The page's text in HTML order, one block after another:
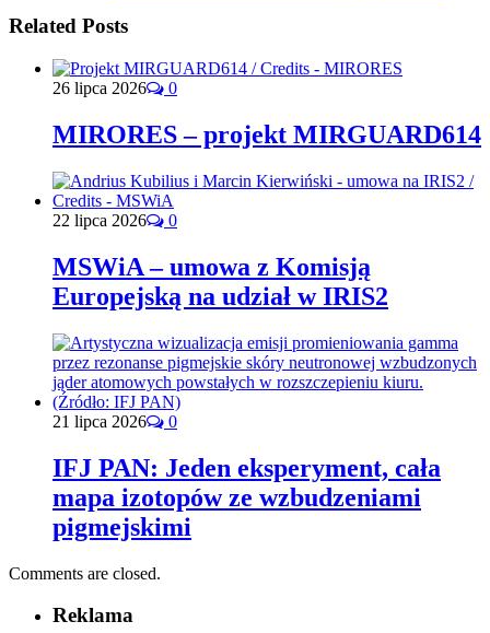
Related Posts
26 lipca 2026 0
MIRORES – projekt MIRGUARD614
22 lipca 2026 0
MSWiA – umowa z Komisją
Europejską na udział w IRIS2
21 lipca 2026 0
IFJ PAN: Jeden eksperyment, cała
mapa izotopów ze wzbudzeniami
pigmejskimi
Comments are closed.
Reklama